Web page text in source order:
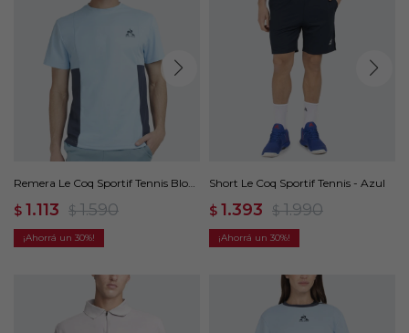
Remera Le Coq Sportif Tennis Block
$ 1.113 $ 1.590
30
Short Le Coq Sportif Tennis - Azul
$ 1.393 $ 1.990
30